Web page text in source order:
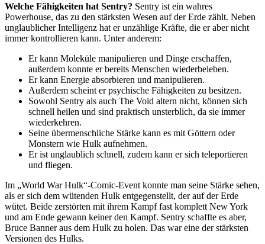
Welche Fähigkeiten hat Sentry? Sentry ist ein wahres
Powerhouse, das zu den stärksten Wesen auf der Erde zählt. Neben
unglaublicher Intelligenz hat er unzählige Kräfte, die er aber nicht
immer kontrollieren kann. Unter anderem:
Er kann Moleküle manipulieren und Dinge erschaffen,
außerdem konnte er bereits Menschen wiederbeleben.
Er kann Energie absorbieren und manipulieren.
Außerdem scheint er psychische Fähigkeiten zu besitzen.
Sowohl Sentry als auch The Void altern nicht, können sich
schnell heilen und sind praktisch unsterblich, da sie immer
wiederkehren.
Seine übermenschliche Stärke kann es mit Göttern oder
Monstern wie Hulk aufnehmen.
Er ist unglaublich schnell, zudem kann er sich teleportieren
und fliegen.
Im
World War Hulk -Comic-Event konnte man seine Stärke sehen,
als er sich dem wütenden Hulk entgegenstellt, der auf der Erde
wütet. Beide zerstörten mit ihrem Kampf fast komplett New York
und am Ende gewann keiner den Kampf. Sentry schaffte es aber,
Bruce Banner aus dem Hulk zu holen. Das war eine der stärksten
Versionen des Hulks.